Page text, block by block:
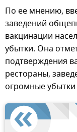
По ее мнению,
заведений
вакцинации
убытки. Она
подтверждения
рестораны,
огромные убытки